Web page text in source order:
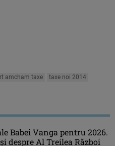
amcham taxe
taxe noi 2014
Babei Vanga pentru 2026.
despre Al Treilea Război